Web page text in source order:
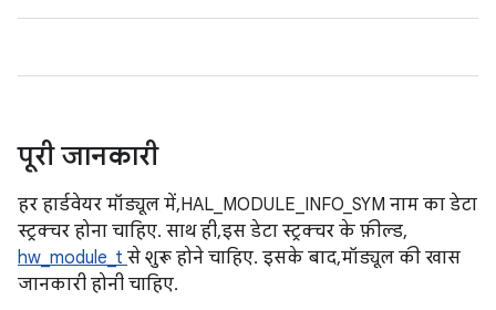
पूरी जानकारी
हर हार्डवेयर मॉड्यूल में, HAL_MODULE_INFO_SYM नाम का डेटा
स्ट्रक्चर होना चाहिए. साथ ही, इस डेटा स्ट्रक्चर के फ़ील्ड,
hw_module_t से शुरू होने चाहिए. इसके बाद, मॉड्यूल की खास
जानकारी होनी चाहिए.